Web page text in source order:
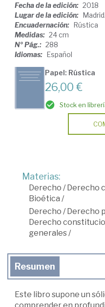
Fecha de la edición: 2018
Lugar de la edición:
Encuadernación: Rústica
Medidas: 24 cm
Nº Pág.: 288
Idiomas: Español
Papel: Rústica
26,00 €
Stock en
Materias:
Derecho /Derecho
Bioética /
Derecho /Derecho
Derecho
generales /
Resumen
Este libro supone un
comprender en